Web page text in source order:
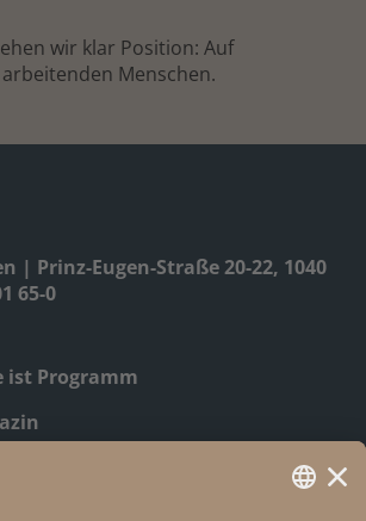
| Prinz-Eugen-Straße 20-22, 1040
65-0
ist Programm
wir klar Position: Auf
Menschen.